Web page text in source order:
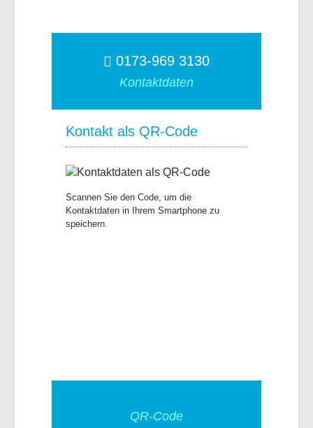
0173-969 3130
Kontaktdaten
Kontakt als QR-Code
Scannen Sie den Code, um die
Kontaktdaten in Ihrem Smartphone zu
speichern.
QR-Code